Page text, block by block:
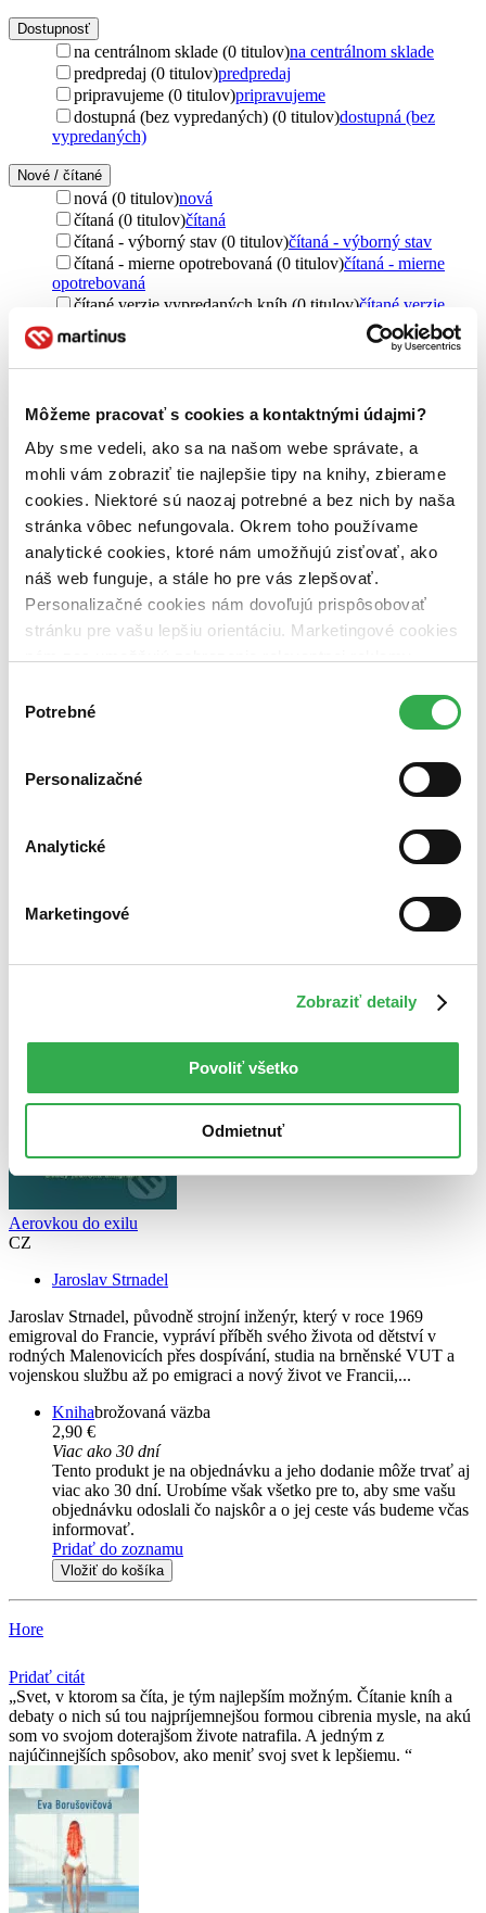
Môžeme pracovať s cookies a kontaktnými údajmi?
Aby sme vedeli, ako sa na našom webe správate, a
mohli vám zobraziť tie najlepšie tipy na knihy, zbierame
cookies. Niektoré sú naozaj potrebné a bez nich by naša
stránka vôbec nefungovala. Okrem toho používame
analytické cookies, ktoré nám umožňujú zisťovať, ako
náš web funguje, a stále ho pre vás zlepšovať.
Personalizačné cookies nám dovoľujú prispôsobovať
stránku pre vašu lepšiu orientáciu. Marketingové cookies
nám pomohlo, keby sme mohli používať všetky tieto
súhlasu
Potrebné
Personalizačné
Analytické
Marketingové
Zobraziť detaily
Povoliť všetko
Odmietnuť
Dostupnosť
na centrálnom sklade (0 titulov)na centrálnom sklade
predpredaj (0 titulov)predpredaj
pripravujeme (0 titulov)pripravujeme
dostupná (bez vypredaných) (0 titulov)dostupná (bez
vypredaných)
Nové / čítané
nová (0 titulov)nová
čítaná (0 titulov)čítaná
čítaná - výborný stav (0 titulov)čítaná - výborný stav
čítaná - mierne opotrebovaná (0 titulov)čítaná - mierne
opotrebovaná
čítané verzie vypredaných kníh (0 titulov)čítané verzie
Téma
emigrácia (1 titul)emigrácia1
Doplněk (1 titul) Doplněk1
Väzba
brožovaná väzba (1 titul)brožovaná väzba1
Zúžiť výber
Zoradiť
Top hodnotené
Najlacnejšie
Najvyššia zľava
Použité filtre
Aerovkou do exilu
CZ
Jaroslav Strnadel
Jaroslav Strnadel, původně strojní inženýr, který v roce 1969
emigroval do Francie, vypráví příběh svého života od dětství v
rodných Malenovicích přes dospívání, studia na brněnské VUT a
vojenskou službu až po emigraci a nový život ve Francii,...
Knihabrožovaná väzba
2,90 €
Viac ako 30 dní
Tento produkt je na objednávku a jeho dodanie môže trvať aj
viac ako 30 dní. Urobíme však všetko pre to, aby sme vašu
objednávku odoslali čo najskôr a o jej ceste vás budeme včas
informovať.
Pridať do zoznamu
Vložiť do košíka
Hore
Pridať citát
Svet, v ktorom sa číta, je tým najlepším možným. Čítanie kníh a
debaty o nich sú tou najpríjemnejšou formou cibrenia mysle, na akú
som vo svojom doterajšom živote natrafila. A jedným z
najúčinnejších spôsobov, ako meniť svoj svet k lepšiemu.